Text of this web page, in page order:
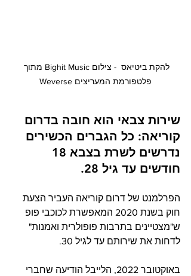
להקת ביטיאס  - צילום Bighit Music מתוך
פלטפורמת המעריצים Weverse
שירות צבאי הוא חובה בדרום
קוריאה: כל הגברים הכשירים
חודשים עד גיל 28.
הפרלמנט של דרום קוריאה העביר הצעת
חוק בשנת 2020 המאפשרת לכוכבי פופ
ש"מצטיינים בתרבות פופולרית ואמנות"
לדחות את שירותם עד לגיל 30.
באוקטובר 2022, הלייבל הודיעה ​​שחברי